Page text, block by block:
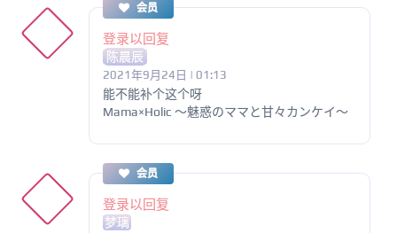
会员
登录以回复
陈晨辰
2021年9月24日 | 01:13
能不能补个这个呀
Mama×Holic ～魅惑のママと甘々カンケイ～
会员
登录以回复
梦璃